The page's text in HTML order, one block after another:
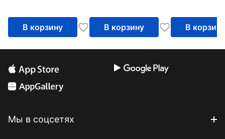
В корзину В корзину В корзину
Мы в соцсетях